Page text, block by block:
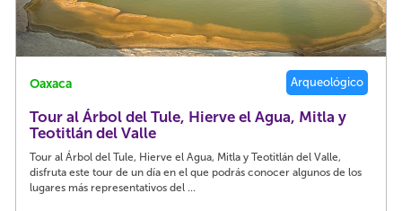
Oaxaca Arqueológico
Tour al Árbol del Tule, Hierve el Agua, Mitla y
Teotitlán del Valle
Tour al Árbol del Tule, Hierve el Agua, Mitla y Teotitlán del Valle,
disfruta este tour de un día en el que podrás conocer algunos de los
lugares más representativos del ...